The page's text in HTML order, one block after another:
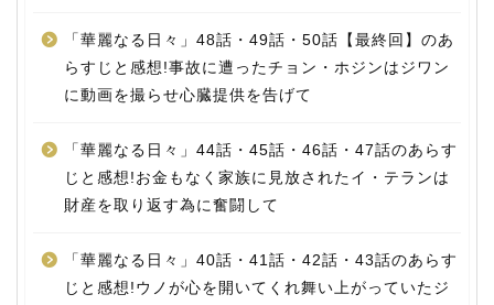
「華麗なる日々」48話・49話・50話【最終回】のあ
らすじと感想!事故に遭ったチョン・ホジンはジワン
に動画を撮らせ心臓提供を告げて
「華麗なる日々」44話・45話・46話・47話のあらす
じと感想!お金もなく家族に見放されたイ・テランは
財産を取り返す為に奮闘して
「華麗なる日々」40話・41話・42話・43話のあらす
じと感想!ウノが心を開いてくれ舞い上がっていたジ